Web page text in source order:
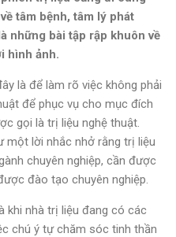
tâm bệnh, tâm lý phát
những bài tập rập khuôn về
hình ảnh.
là để làm rõ việc không phải
để phục vụ cho mục đích
gọi là trị liệu nghệ thuật.
một lời nhắc nhở rằng trị liệu
chuyên nghiệp, cần được
đào tạo chuyên nghiệp.
khi nhà trị liệu đang có các
chú ý tự chăm sóc tinh thần